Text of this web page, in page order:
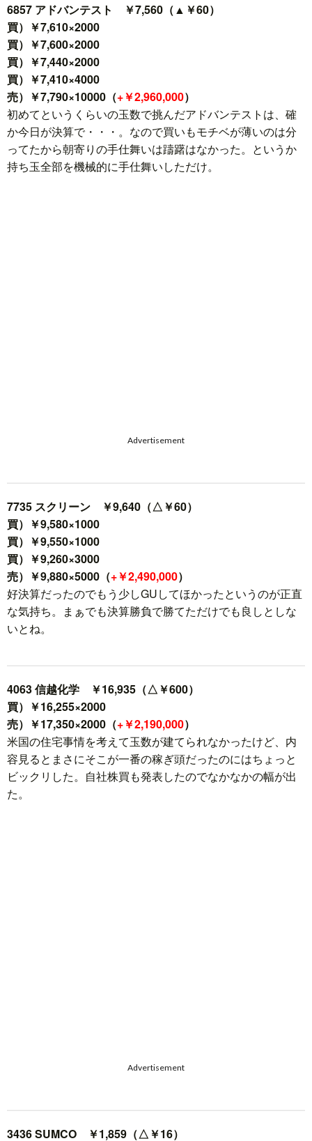
6857 アドバンテスト ￥7,560（▲￥60）
買）￥7,610×2000
買）￥7,600×2000
買）￥7,440×2000
買）￥7,410×4000
売）￥7,790×10000（+￥2,960,000）
初めてというくらいの玉数で挑んだアドバンテストは、確
か今日が決算で・・・。なので買いもモチベが薄いのは分
ってたから朝寄りの手仕舞いは躊躇はなかった。というか
持ち玉全部を機械的に手仕舞いしただけ。
Advertisement
7735 スクリーン ￥9,640（△￥60）
買）￥9,580×1000
買）￥9,550×1000
買）￥9,260×3000
売）￥9,880×5000（+￥2,490,000）
好決算だったのでもう少しGUしてほかったというのが正直
な気持ち。まぁでも決算勝負で勝てただけでも良しとしな
いとね。
4063 信越化学 ￥16,935（△￥600）
買）￥16,255×2000
売）￥17,350×2000（+￥2,190,000）
米国の住宅事情を考えて玉数が建てられなかったけど、内
容見るとまさにそこが一番の稼ぎ頭だったのにはちょっと
ビックリした。自社株買も発表したのでなかなかの幅が出
た。
Advertisement
3436 SUMCO ￥1,859（△￥16）